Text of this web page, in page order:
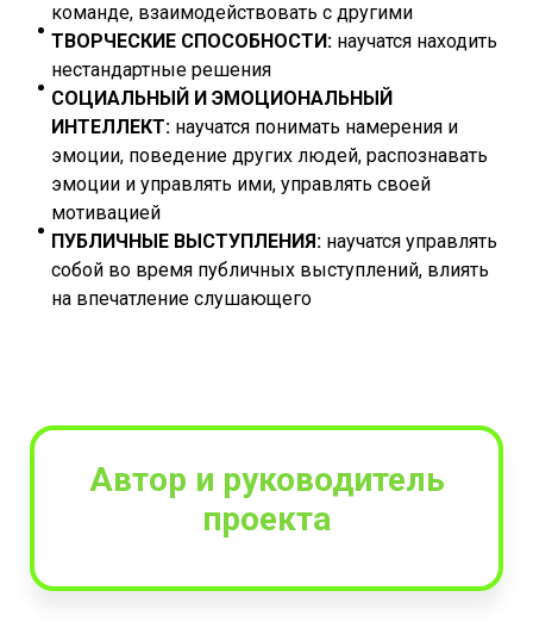
команде, взаимодействовать с другими
ТВОРЧЕСКИЕ СПОСОБНОСТИ: научатся находить
нестандартные решения
СОЦИАЛЬНЫЙ И ЭМОЦИОНАЛЬНЫЙ
ИНТЕЛЛЕКТ: научатся понимать намерения и
эмоции, поведение других людей, распознавать
эмоции и управлять ими, управлять своей
мотивацией
ПУБЛИЧНЫЕ ВЫСТУПЛЕНИЯ: научатся управлять
собой во время публичных выступлений, влиять
на впечатление слушающего
Автор и руководитель
проекта